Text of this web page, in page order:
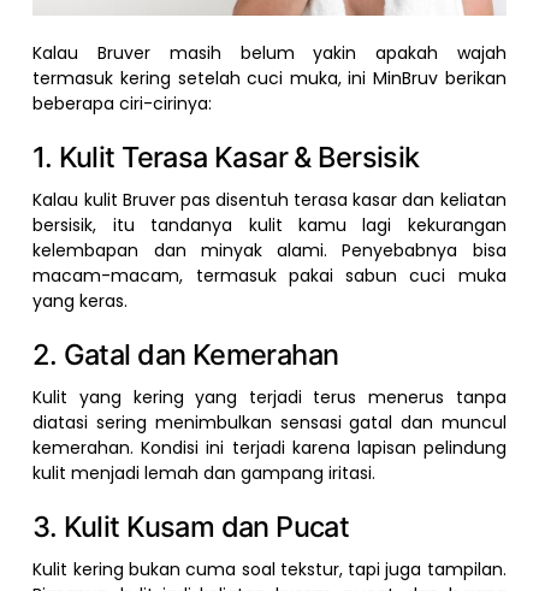
Kalau Bruver masih belum yakin apakah wajah
termasuk kering setelah cuci muka, ini MinBruv berikan
beberapa ciri-cirinya:
1. Kulit Terasa Kasar & Bersisik
Kalau kulit Bruver pas disentuh terasa kasar dan keliatan
bersisik, itu tandanya kulit kamu lagi kekurangan
kelembapan dan minyak alami. Penyebabnya bisa
macam-macam, termasuk pakai sabun cuci muka
yang keras.
2. Gatal dan Kemerahan
Kulit yang kering yang terjadi terus menerus tanpa
diatasi sering menimbulkan sensasi gatal dan muncul
kemerahan. Kondisi ini terjadi karena lapisan pelindung
kulit menjadi lemah dan gampang iritasi.
3. Kulit Kusam dan Pucat
Kulit kering bukan cuma soal tekstur, tapi juga tampilan.